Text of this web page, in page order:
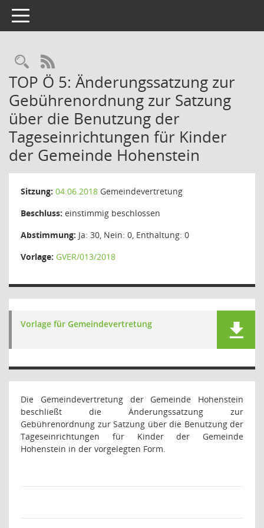
Toggle navigation
Rechercheauswahl
RSS-Feed
TOP Ö 5: Änderungssatzung zur
Gebührenordnung zur Satzung
über die Benutzung der
Tageseinrichtungen für Kinder
der Gemeinde Hohenstein
Sitzung: 04.06.2018 Gemeindevertretung
Beschluss: einstimmig beschlossen
Abstimmung: Ja: 30, Nein: 0, Enthaltung: 0
Vorlage: GVER/013/2018
Vorlage für Gemeindevertretung
Die Gemeindevertretung der Gemeinde Hohenstein
beschließt die Änderungssatzung zur
Gebührenordnung zur Satzung über die Benutzung der
Tageseinrichtungen für Kinder der Gemeinde
Hohenstein in der vorgelegten Form.